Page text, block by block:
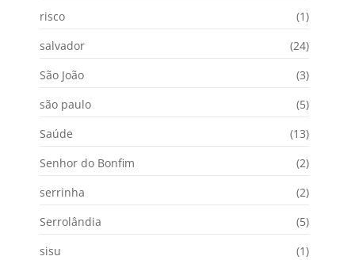
risco
(1)
salvador
(24)
São João
(3)
são paulo
(5)
Saúde
(13)
Senhor do Bonfim
(2)
serrinha
(2)
Serrolândia
(5)
sisu
(1)